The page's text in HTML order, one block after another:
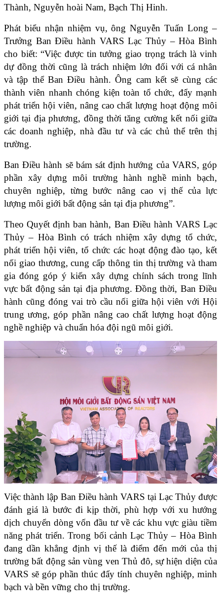
Thành, Nguyễn hoài Nam, Bạch Thị Hinh.
Phát biểu nhận nhiệm vụ, ông Nguyễn Tuấn Long –
Trưởng Ban Điều hành VARS Lạc Thủy – Hòa Bình
cho biết: “Việc được tin tưởng giao trọng trách là vinh
dự đồng thời cũng là trách nhiệm lớn đối với cá nhân
và tập thể Ban Điều hành. Ông cam kết sẽ cùng các
thành viên nhanh chóng kiện toàn tổ chức, đẩy mạnh
phát triển hội viên, nâng cao chất lượng hoạt động môi
giới tại địa phương, đồng thời tăng cường kết nối giữa
các doanh nghiệp, nhà đầu tư và các chủ thể trên thị
trường.
Ban Điều hành sẽ bám sát định hướng của VARS, góp
phần xây dựng môi trường hành nghề minh bạch,
chuyên nghiệp, từng bước nâng cao vị thế của lực
lượng môi giới bất động sản tại địa phương”.
Theo Quyết định ban hành, Ban Điều hành VARS Lạc
Thủy – Hòa Bình có trách nhiệm xây dựng tổ chức,
phát triển hội viên, tổ chức các hoạt động đào tạo, kết
nối giao thương, cung cấp thông tin thị trường và tham
gia đóng góp ý kiến xây dựng chính sách trong lĩnh
vực bất động sản tại địa phương. Đồng thời, Ban Điều
hành cũng đóng vai trò cầu nối giữa hội viên với Hội
trung ương, góp phần nâng cao chất lượng hoạt động
nghề nghiệp và chuẩn hóa đội ngũ môi giới.
Việc thành lập Ban Điều hành VARS tại Lạc Thủy được
đánh giá là bước đi kịp thời, phù hợp với xu hướng
dịch chuyển dòng vốn đầu tư về các khu vực giàu tiềm
năng phát triển. Trong bối cảnh Lạc Thủy – Hòa Bình
đang dần khẳng định vị thế là điểm đến mới của thị
trường bất động sản vùng ven Thủ đô, sự hiện diện của
VARS sẽ góp phần thúc đẩy tính chuyên nghiệp, minh
bạch và bền vững cho thị trường.